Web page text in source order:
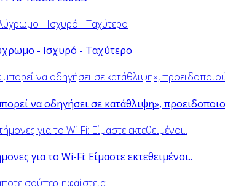
- Ισχυρό - Ταχύτερο
να οδηγήσει σε κατάθλιψη»,
για το Wi-Fi: Είμαστε εκτεθειμένοι..